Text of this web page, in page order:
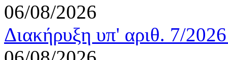
06/08/2026
Διακήρυξη υπ' αριθ. 7/